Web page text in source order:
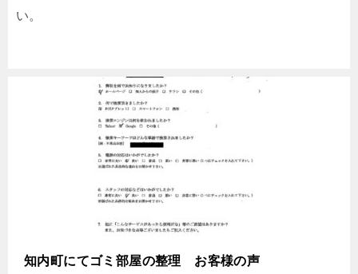
い。
知内町にてゴミ部屋の整理 お客様の声